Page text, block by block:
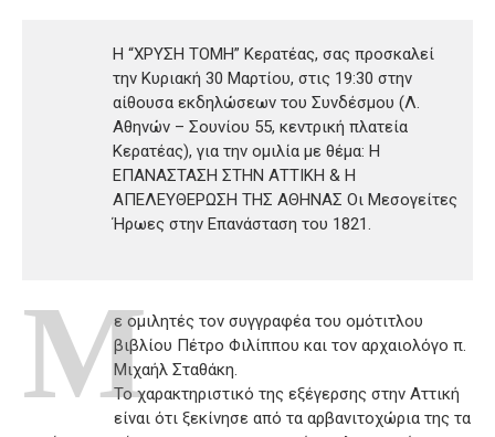
Η “ΧΡΥΣΗ ΤΟΜΗ” Κερατέας, σας προσκαλεί
την Κυριακή 30 Μαρτίου, στις 19:30 στην
αίθουσα εκδηλώσεων του Συνδέσμου (Λ.
Αθηνών – Σουνίου 55, κεντρική πλατεία
Κερατέας), για την ομιλία με θέμα: Η
ΕΠΑΝΑΣΤΑΣΗ ΣΤΗΝ ΑΤΤΙΚΗ & Η
ΑΠΕΛΕΥΘΕΡΩΣΗ ΤΗΣ ΑΘΗΝΑΣ Οι Μεσογείτες
Ήρωες στην Επανάσταση του 1821.
Με ομιλητές τον συγγραφέα του ομότιτλου
βιβλίου Πέτρο Φιλίππου και τον αρχαιολόγο π.
Μιχαήλ Σταθάκη.
Το χαρακτηριστικό της εξέγερσης στην Αττική
είναι ότι ξεκίνησε από τα αρβανιτοχώρια της τα